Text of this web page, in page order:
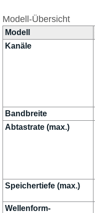
Modell-Übersicht
Modell
Kanäle
Bandbreite
Abtastrate (max.)
Speichertiefe (max.)
Wellenform-